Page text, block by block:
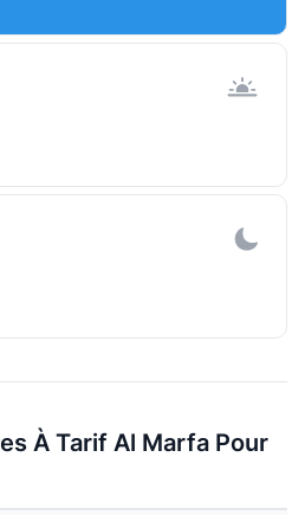
À Tarif Al Marfa Pour